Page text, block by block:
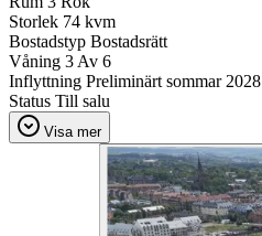
Storlek 74 kvm
Bostadstyp Bostadsrätt
Våning 3 Av 6
Inflyttning Preliminärt sommar 2028
Status Till salu
Visa mer